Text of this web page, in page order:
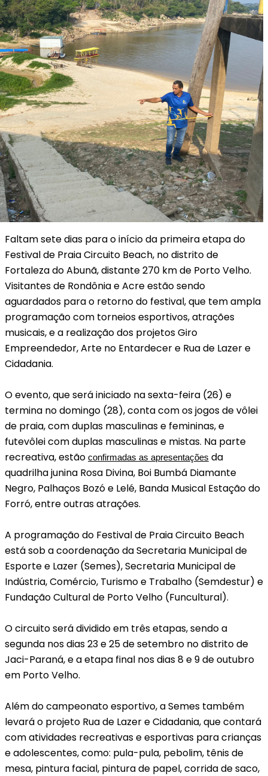
Faltam sete dias para o início da primeira etapa do
Festival de Praia Circuito Beach, no distrito de
Fortaleza do Abunã, distante 270 km de Porto Velho.
Visitantes de Rondônia e Acre estão sendo
aguardados para o retorno do festival, que tem ampla
programação com torneios esportivos, atrações
musicais, e a realização dos projetos Giro
Empreendedor, Arte no Entardecer e Rua de Lazer e
Cidadania.
O evento, que será iniciado na sexta-feira (26) e
termina no domingo (28), conta com os jogos de vôlei
de praia, com duplas masculinas e femininas, e
futevôlei com duplas masculinas e mistas. Na parte
recreativa, estão confirmadas as apresentações da
quadrilha junina Rosa Divina, Boi Bumbá Diamante
Negro, Palhaços Bozó e Lelé, Banda Musical Estação do
Forró, entre outras atrações.
A programação do Festival de Praia Circuito Beach
está sob a coordenação da Secretaria Municipal de
Esporte e Lazer (Semes), Secretaria Municipal de
Indústria, Comércio, Turismo e Trabalho (Semdestur) e
Fundação Cultural de Porto Velho (Funcultural).
O circuito será dividido em três etapas, sendo a
segunda nos dias 23 e 25 de setembro no distrito de
Jaci-Paraná, e a etapa final nos dias 8 e 9 de outubro
em Porto Velho.
Além do campeonato esportivo, a Semes também
levará o projeto Rua de Lazer e Cidadania, que contará
com atividades recreativas e esportivas para crianças
e adolescentes, como: pula-pula, pebolim, tênis de
mesa, pintura facial, pintura de papel, corrida de saco,